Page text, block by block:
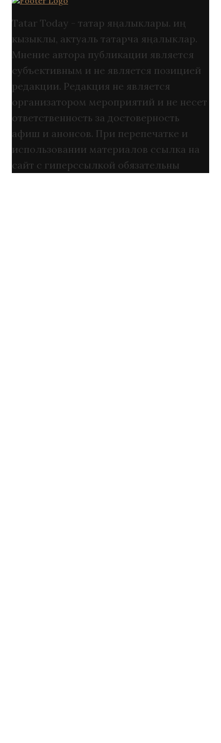
Tatar Today - татар яңалыклары. иң
кызыклы, актуаль татарча яңалыклар.
Мнение автора публикации является
субъективным и не является позицией
редакции. Редакция не является
организатором мероприятий и не несет
ответственность за достоверность
афиш и анонсов. При перепечатке и
использовании материалов ссылка на
сайт с гиперссылкой обязательны